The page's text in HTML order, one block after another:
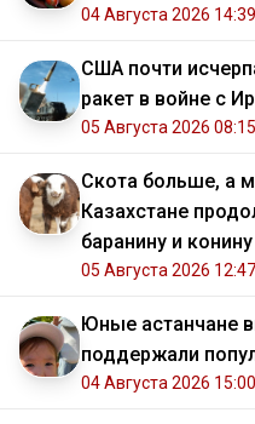
04 Августа 2026 14:39
США почти
ракет в войне с
05 Августа 2026 08:15
Скота больше, а
Казахстане
баранину и конину
05 Августа 2026 12:47
Юные астанчане
поддержали
04 Августа 2026 15:00